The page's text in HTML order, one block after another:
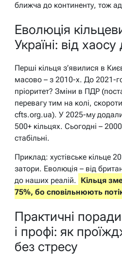
ближча до континенту, тож
Еволюція
Україні: від
Перші кільця з’явилися в
масово – з 2010-х. До 2021-
пріоритет? Зміни в ПДР
перевагу тим на колі,
cfts.org.ua). У 2025-му додали
500+ кільцях. Сьогодні –
стабільні.
Приклад: хустівське кільце
затори. Еволюція – від
до наших реалій. Кільця
75%, бо сповільнюють
Практичні
і профі: як
без стресу